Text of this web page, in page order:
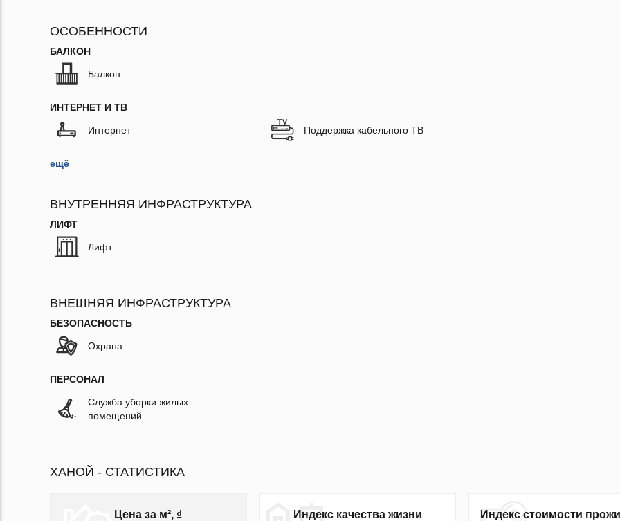
ОСОБЕННОСТИ
БАЛКОН
Балкон
ИНТЕРНЕТ И ТВ
Интернет Поддержка кабельного ТВ
ещё
ВНУТРЕННЯЯ ИНФРАСТРУКТУРА
ЛИФТ
Лифт
ВНЕШНЯЯ ИНФРАСТРУКТУРА
БЕЗОПАСНОСТЬ
Охрана
ПЕРСОНАЛ
Служба уборки жилых
помещений
ХАНОЙ - СТАТИСТИКА
Цена за м², ₫ Индекс качества жизни Индекс стоимости